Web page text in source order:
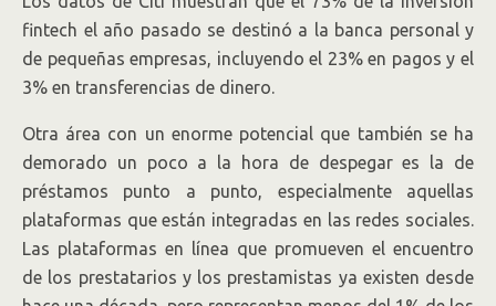
fintech el año pasado se destinó a la banca personal y
de pequeñas empresas, incluyendo el 23% en pagos y el
3% en transferencias de dinero.
Otra área con un enorme potencial que también se ha
demorado un poco a la hora de despegar es la de
préstamos punto a punto, especialmente aquellas
plataformas que están integradas en las redes sociales.
Las plataformas en línea que promueven el encuentro
de los prestatarios y los prestamistas ya existen desde